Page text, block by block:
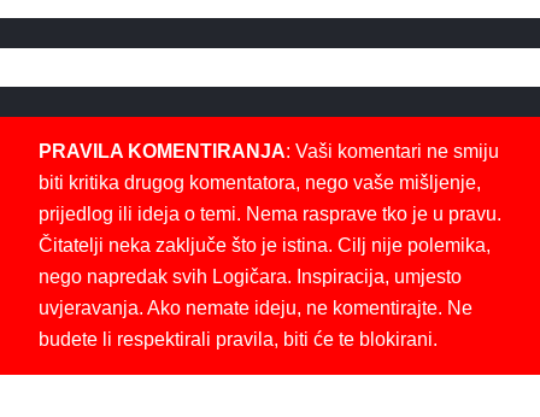
PRAVILA KOMENTIRANJA: Vaši komentari ne smiju
biti kritika drugog komentatora, nego vaše mišljenje,
prijedlog ili ideja o temi. Nema rasprave tko je u pravu.
Čitatelji neka zaključe što je istina. Cilj nije polemika,
nego napredak svih Logičara. Inspiracija, umjesto
uvjeravanja. Ako nemate ideju, ne komentirajte. Ne
budete li respektirali pravila, biti će te blokirani.